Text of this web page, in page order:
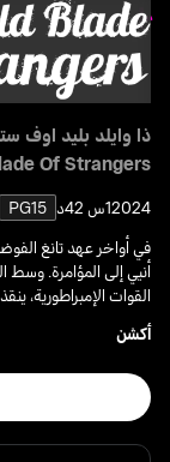
ذا وايلد بليد اوف
Of Strangers
20241س 42د PG15
في أواخر عهد تانغ
أنيي إلى المؤامرة. وسط
القوات الإمبراطورية،
أكشن